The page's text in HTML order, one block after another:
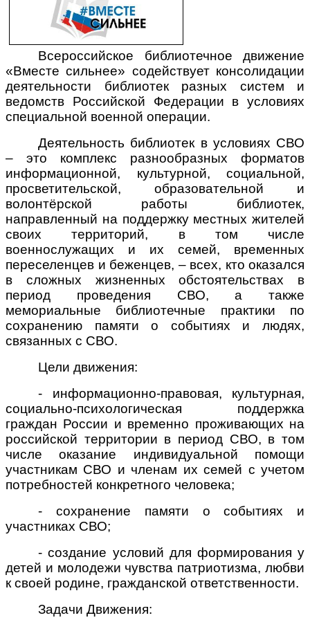
Всероссийское библиотечное движение
«Вместе сильнее» содействует консолидации
деятельности библиотек разных систем и
ведомств Российской Федерации в условиях
специальной военной операции.
Деятельность библиотек в условиях СВО
– это комплекс разнообразных форматов
информационной, культурной, социальной,
просветительской, образовательной и
волонтёрской работы библиотек,
направленный на поддержку местных жителей
своих территорий, в том числе
военнослужащих и их семей, временных
переселенцев и беженцев, – всех, кто оказался
в сложных жизненных обстоятельствах в
период проведения СВО, а также
мемориальные библиотечные практики по
сохранению памяти о событиях и людях,
связанных с СВО.
Цели движения:
- информационно-правовая, культурная,
социально-психологическая поддержка
граждан России и временно проживающих на
российской территории в период СВО, в том
числе оказание индивидуальной помощи
участникам СВО и членам их семей с учетом
потребностей конкретного человека;
- сохранение памяти о событиях и
участниках СВО;
- создание условий для формирования у
детей и молодежи чувства патриотизма, любви
к своей родине, гражданской ответственности.
Задачи Движения: